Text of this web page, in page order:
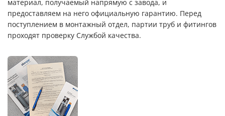
материал, получаемый напрямую с завода, и
предоставляем на него официальную гарантию. Перед
поступлением в монтажный отдел, партии труб и фитингов
проходят проверку Службой качества.